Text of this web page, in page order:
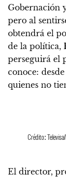
Gobernación
pero al
obtendrá el
de la política,
perseguirá el
conoce:
quienes no
Crédito:
El director,